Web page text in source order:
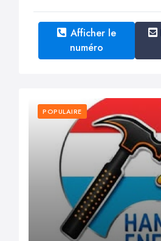
Afficher le
numéro
POPULAIRE